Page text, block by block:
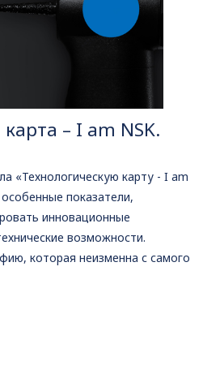
– I am NSK.
«Технологическую карту - I am
показатели,
инновационные
возможности.
которая неизменна с самого